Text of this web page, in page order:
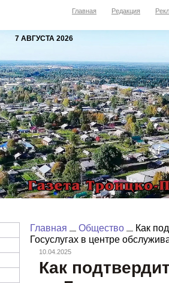
Главная Редакция
7 АВГУСТА 2026
Главная Общество
Как
Госуслугах в центре
10.04.2025
Как